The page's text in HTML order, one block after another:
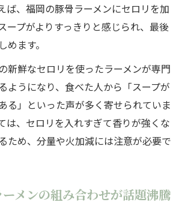
ば、福岡の豚骨ラーメンにセロリを加
ープがよりすっきりと感じられ、最後
めます。
新鮮なセロリを使ったラーメンが専門
ようになり、食べた人から「スープが
る」といった声が多く寄せられていま
は、セロリを入れすぎて香りが強くな
ため、分量や火加減には注意が必要で
メンの組み合わせが話題沸騰